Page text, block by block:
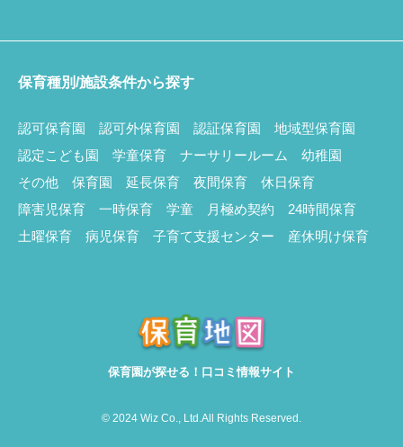
保育種別/施設条件から探す
認可保育園 認可外保育園 認証保育園
地域型保育園
認定こども園
学童保育 ナーサリールーム
幼稚園
その他
保育園 延長保育 夜間保育
休日保育
障害児保育
一時保育 学童 月極め契約
24時間保育
土曜保育
病児保育 子育て支援センター 産休明け保育
保育園が探せる！口コミ情報サイト
© 2024 Wiz Co., Ltd.All Rights Reserved.